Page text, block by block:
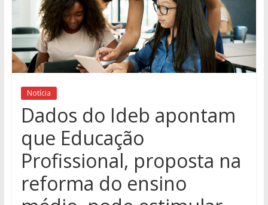
Notícia
Dados do Ideb apontam
que Educação
Profissional, proposta na
reforma do ensino